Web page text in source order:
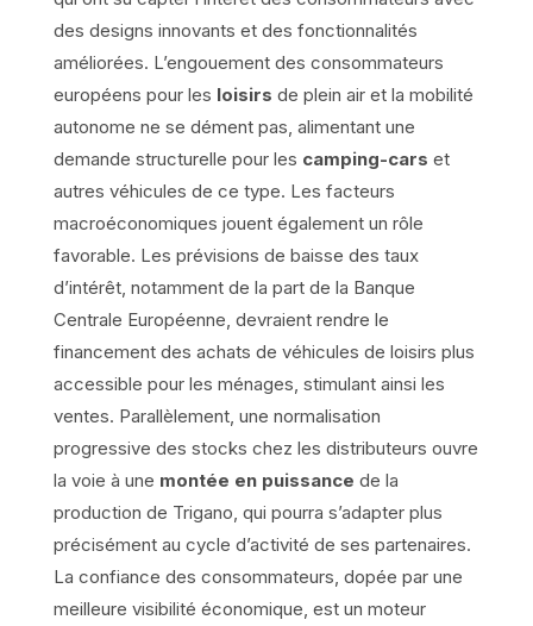
des designs innovants et des fonctionnalités
améliorées. L’engouement des consommateurs
européens pour les loisirs de plein air et la mobilité
autonome ne se dément pas, alimentant une
demande structurelle pour les camping-cars et
autres véhicules de ce type. Les facteurs
macroéconomiques jouent également un rôle
favorable. Les prévisions de baisse des taux
d’intérêt, notamment de la part de la Banque
Centrale Européenne, devraient rendre le
financement des achats de véhicules de loisirs plus
accessible pour les ménages, stimulant ainsi les
ventes. Parallèlement, une normalisation
progressive des stocks chez les distributeurs ouvre
la voie à une montée en puissance de la
production de Trigano, qui pourra s’adapter plus
précisément au cycle d’activité de ses partenaires.
La confiance des consommateurs, dopée par une
meilleure visibilité économique, est un moteur